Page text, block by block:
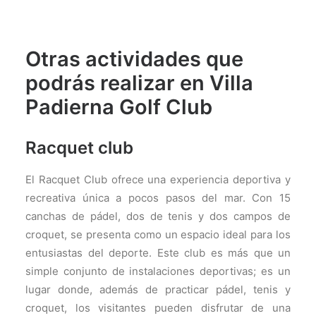
Otras actividades que
podrás realizar en Villa
Padierna Golf Club
Racquet club
El Racquet Club ofrece una experiencia deportiva y
recreativa única a pocos pasos del mar. Con 15
canchas de pádel, dos de tenis y dos campos de
croquet, se presenta como un espacio ideal para los
entusiastas del deporte. Este club es más que un
simple conjunto de instalaciones deportivas; es un
lugar donde, además de practicar pádel, tenis y
croquet, los visitantes pueden disfrutar de una